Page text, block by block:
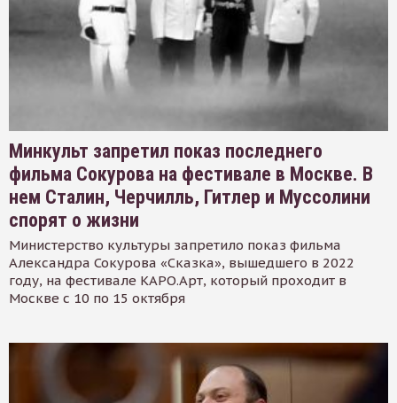
Минкульт запретил показ последнего
фильма Сокурова на фестивале в Москве. В
нем Сталин, Черчилль, Гитлер и Муссолини
спорят о жизни
Министерство культуры запретило показ фильма
Александра Сокурова «Сказка», вышедшего в 2022
году, на фестивале КАРО.Арт, который проходит в
Москве с 10 по 15 октября